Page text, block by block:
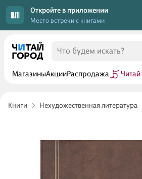
Откройте в приложении
Место встречи с книгами
МагазиныАкцииРаспродажа
Книги Нехудожественная литература